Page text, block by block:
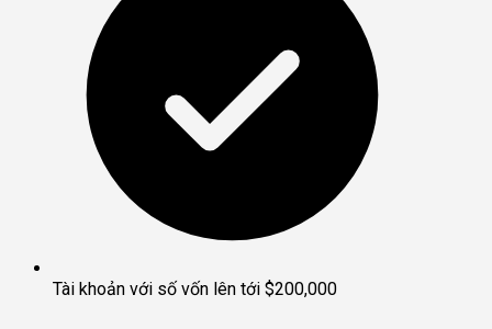
Tài khoản với số vốn lên tới $200,000